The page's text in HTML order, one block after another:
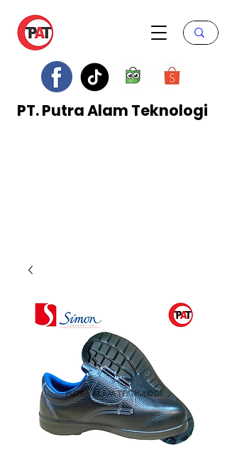
PT. Putra Alam Teknologi